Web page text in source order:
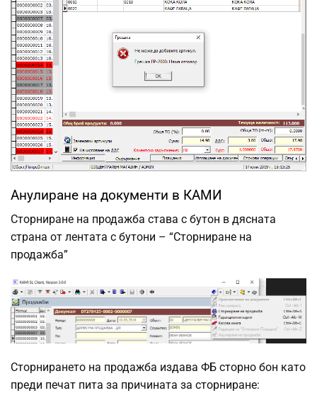
Анулиране на документи в КАМИ
Сторниране на продажба става с бутон в дясната
страна от лентата с бутони – “Сторниране на
продажба”
Сторнирането на продажба издава ФБ сторно бон като
преди печат пита за причината за сторниране: